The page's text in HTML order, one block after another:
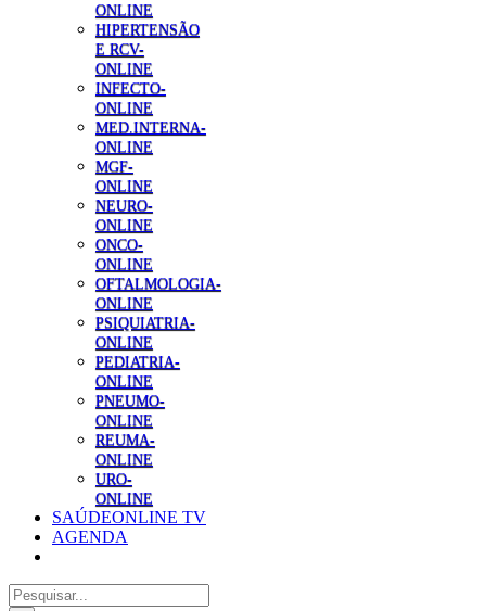
ONLINE
HIPERTENSÃO
E RCV-
ONLINE
INFECTO-
ONLINE
MED.INTERNA-
ONLINE
MGF-
ONLINE
NEURO-
ONLINE
ONCO-
ONLINE
OFTALMOLOGIA-
ONLINE
PSIQUIATRIA-
ONLINE
PEDIATRIA-
ONLINE
PNEUMO-
ONLINE
REUMA-
ONLINE
URO-
ONLINE
SAÚDEONLINE TV
AGENDA
Pesquisar